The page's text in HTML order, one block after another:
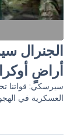
الجنرال
أراضٍ
سيرسكي: قواتنا
العسكرية في